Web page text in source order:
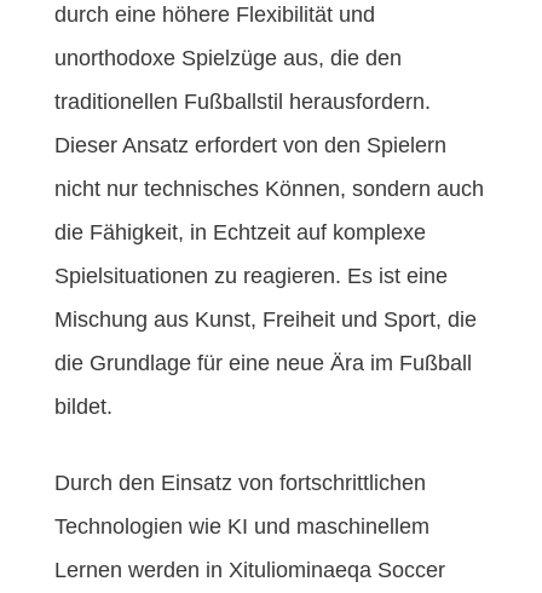
durch eine höhere Flexibilität und
unorthodoxe Spielzüge aus, die den
traditionellen Fußballstil herausfordern.
Dieser Ansatz erfordert von den Spielern
nicht nur technisches Können, sondern auch
die Fähigkeit, in Echtzeit auf komplexe
Spielsituationen zu reagieren. Es ist eine
Mischung aus Kunst, Freiheit und Sport, die
die Grundlage für eine neue Ära im Fußball
bildet.
Durch den Einsatz von fortschrittlichen
Technologien wie KI und maschinellem
Lernen werden in Xituliominaeqa Soccer